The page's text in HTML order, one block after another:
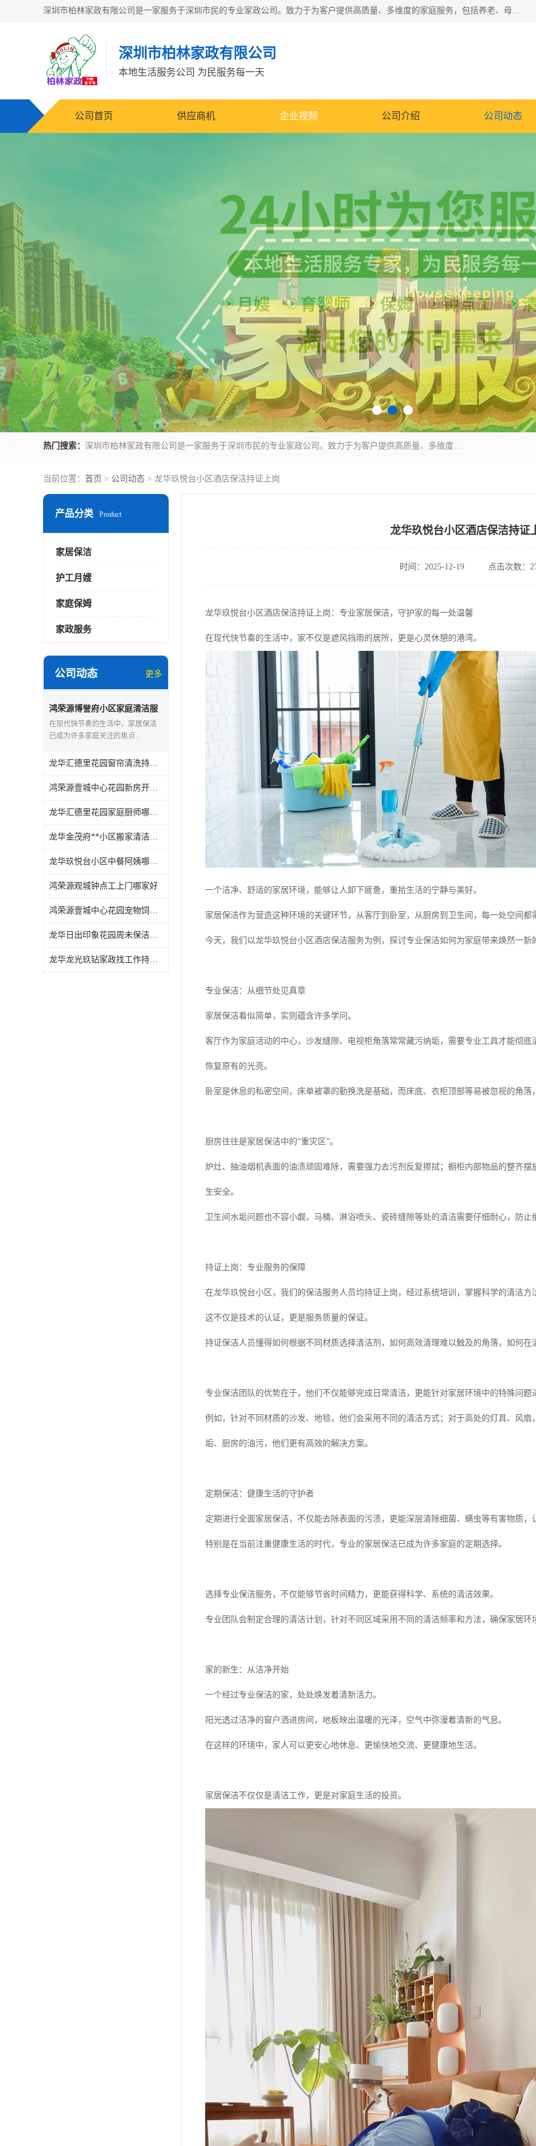
深圳市柏林家政有限公司是一家服务于深圳市民的专业家政公司。致力于为客户提供高质量、多维度的家庭服务，包括养老、母婴、月嫂育婴早教、康复理疗、家电清洗和保洁等方面的专业服务。
深圳市柏林家政有限公司
本地生活服务公司 为民服务每一天
公司首页 供应商机 企业视频 公司介绍 公司动态
热门搜索： 深圳市柏林家政有限公司是一家服务于深圳市民的专业家政公司。致力于为客户提供高质量、多维度的家庭服务，包括养老、母婴、月嫂育婴早教、康复理疗、家电清洗和保洁等方面的专业服务。
当前位置： 首页 > 公司动态 > 龙华玖悦台小区酒店保洁持证上岗
产品分类 Product
家居保洁
护工月嫂
家庭保姆
家政服务
公司动态 更多
鸿荣源博誉府小区家庭清洁服
务怎么样
在现代快节奏的生活中，家居保洁
已成为许多家庭关注的焦点..
龙华汇德里花园窗帘清洗持证上岗
鸿荣源壹城中心花园新房开荒保洁怎么样
龙华汇德里花园家庭厨师哪家好
龙华金茂府**小区搬家清洁怎么样
龙华玖悦台小区中餐阿姨哪家好
鸿荣源观城钟点工上门哪家好
鸿荣源壹城中心花园宠物饲养上门服务哪家好
龙华日出印象花园周未保洁持证上岗
龙华龙光玖钻家政找工作持证上岗
龙华玖悦台小区酒店保洁持证
时间：2025-12-19 点击次数：
龙华玖悦台小区酒店保洁持证上岗：专业家居保洁，守护家的每一处温馨
在现代快节奏的生活中，家不仅是遮风挡雨的居所，更是心灵休憩的港湾。
一个洁净、舒适的家居环境，能够让人卸下疲惫，重拾生活的宁静与美好。
家居保洁作为营造这种环境的关键环节，从客厅到卧室，从厨房到卫生间，每一处空间都
今天，我们以龙华玖悦台小区酒店保洁服务为例，探讨专业保洁如何为家庭带来焕然一新
专业保洁：从细节处见真章
家居保洁看似简单，实则蕴含许多学问。
客厅作为家庭活动的中心，沙发缝隙、电视柜角落常常藏污纳垢，需要专业工具才能彻
恢复原有的光亮。
卧室是休息的私密空间，床单被罩的勤换洗是基础，而床底、衣柜顶部等易被忽视的角
厨房往往是家居保洁中的“重灾区”。
炉灶、抽油烟机表面的油渍顽固难除，需要强力去污剂反复擦拭；橱柜内部物品的整齐
生安全。
卫生间水垢问题也不容小觑，马桶、淋浴喷头、瓷砖缝隙等处的清洁需要仔细耐心，防止
持证上岗：专业服务的保障
在龙华玖悦台小区，我们的保洁服务人员均持证上岗，经过系统培训，掌握科学的清洁方
这不仅是技术的认证，更是服务质量的保证。
持证保洁人员懂得如何根据不同材质选择清洁剂，如何高效清理难以触及的角落，如何
专业保洁团队的优势在于，他们不仅能够完成日常清洁，更能针对家居环境中的特殊问题
例如，针对不同材质的沙发、地毯，他们会采用不同的清洁方式；对于高处的灯具、风
垢、厨房的油污，他们更有高效的解决方案。
定期保洁：健康生活的守护者
定期进行全面家居保洁，不仅能去除表面的污渍，更能深层清除细菌、螨虫等有害物质
特别是在当前注重健康生活的时代，专业的家居保洁已成为许多家庭的定期选择。
选择专业保洁服务，不仅能够节省时间精力，更能获得科学、系统的清洁效果。
专业团队会制定合理的清洁计划，针对不同区域采用不同的清洁频率和方法，确保家居环
家的新生：从洁净开始
一个经过专业保洁的家，处处焕发着清新活力。
阳光透过洁净的窗户洒进房间，地板映出温暖的光泽，空气中弥漫着清新的气息。
在这样的环境中，家人可以更安心地休息、更愉快地交流、更健康地生活。
家居保洁不仅仅是清洁工作，更是对家庭生活的投资。